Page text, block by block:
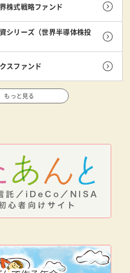
株式戦略ファンド
シリーズ（世界半導体株投
スファンド
もっと見る